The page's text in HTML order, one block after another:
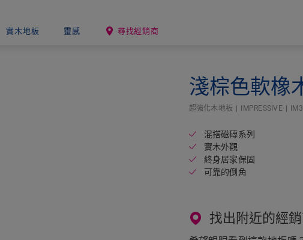
實木地板 靈感 尋找經銷商
Open image in lightbox
淺棕色軟橡
超強化木地板 IMPRESSIVE
混搭磁磚系列
實木外觀
終身居家保固
可靠的倒角
找出附近的經